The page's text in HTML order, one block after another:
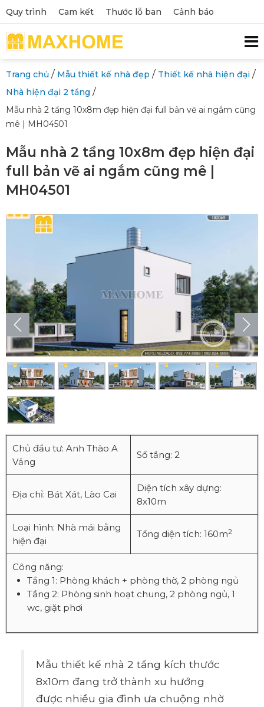
Quy trình Cam kết Thước lỗ ban Cảnh báo
Trang chủ / Mẫu thiết kế nhà đẹp / Thiết kế nhà hiện đại /
Nhà hiện đại 2 tầng /
Mẫu nhà 2 tầng 10x8m đẹp hiện đại full bản vẽ ai ngắm cũng
mê | MH04501
Mẫu nhà 2 tầng 10x8m đẹp hiện đại
full bản vẽ ai ngắm cũng mê |
MH04501
Chủ đầu tư: Anh Thào A
Vảng
Số tầng: 2
Địa chỉ: Bát Xát, Lào Cai
Diện tích xây dựng:
8x10m
Loại hình: Nhà mái bằng
hiện đại
Tổng diện tích: 160m2
Công năng:
Tầng 1: Phòng khách + phòng thờ, 2 phòng ngủ
Tầng 2: Phòng sinh hoạt chung, 2 phòng ngủ, 1
wc, giặt phơi
Mẫu thiết kế nhà 2 tầng kích thước
8x10m đang trở thành xu hướng
được nhiều gia đình ưa chuộng nhờ